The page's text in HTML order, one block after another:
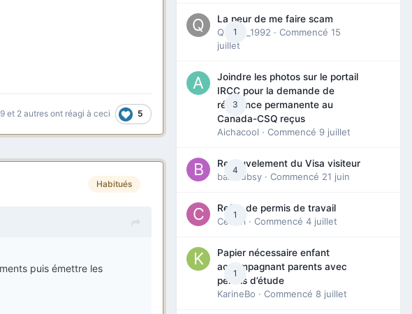
et 2 autres ont réagi à ceci 5
Habitués
puis émettre les
1
La peur de me faire scam
Queen_1992 · Commencé 15
juillet
3
Joindre les photos sur le portail
IRCC pour la demande de
résidence permanente au
Canada-CSQ reçus
Aichacool · Commencé 9 juillet
4
Renouvelement du Visa visiteur
babibubsy · Commencé 21 juin
1
Refus de permis de travail
Cedbri · Commencé 4 juillet
1
Papier nécessaire enfant
accompagnant parents avec
permis d’étude
KarineBo · Commencé 8 juillet